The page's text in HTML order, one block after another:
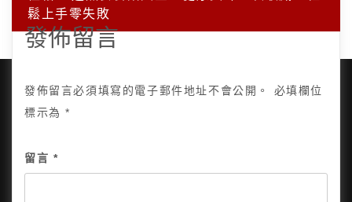
鬆上手零失敗
發佈留言
發佈留言必須填寫的電子郵件地址不會公開。
必填欄位
標示為*
留言 *